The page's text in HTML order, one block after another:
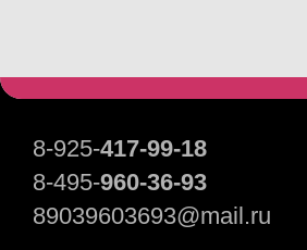
8-925-417-99-18
8-495-960-36-93
89039603693@mail.ru